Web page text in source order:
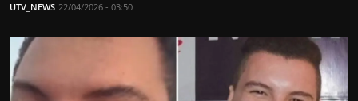
UTV_NEWS 22/04/2026 - 03:50